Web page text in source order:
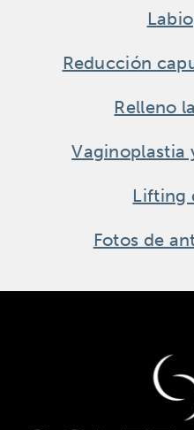
Reducción
Relleno
Vaginoplastia
Lifting
Fotos de